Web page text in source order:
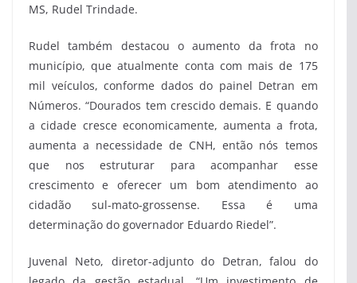
MS, Rudel Trindade.
Rudel também destacou o aumento da frota no
município, que atualmente conta com mais de 175
mil veículos, conforme dados do painel Detran em
Números. “Dourados tem crescido demais. E quando
a cidade cresce economicamente, aumenta a frota,
aumenta a necessidade de CNH, então nós temos
que nos estruturar para acompanhar esse
crescimento e oferecer um bom atendimento ao
cidadão sul-mato-grossense. Essa é uma
determinação do governador Eduardo Riedel”.
Juvenal Neto, diretor-adjunto do Detran, falou do